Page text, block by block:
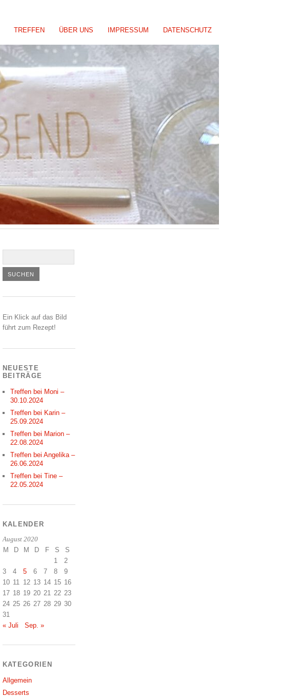
TREFFEN ÜBER UNS IMPRESSUM DATENSCHUTZ
Ein Klick auf das Bild
führt zum Rezept!
NEUESTE
BEITRÄGE
Treffen bei Moni –
30.10.2024
Treffen bei Karin –
25.09.2024
Treffen bei Marion –
22.08.2024
Treffen bei Angelika –
26.06.2024
Treffen bei Tine –
22.05.2024
KALENDER
August 2020
M D M D F S
S
1
2
3
4 5 6 7 8
9
10 11 12 13 14 15 16
17 18 19 20 21 22 23
24 25 26 27 28 29 30
31
« Juli
Sep. »
KATEGORIEN
Allgemein
Desserts